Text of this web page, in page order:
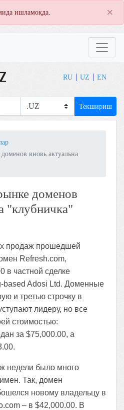
ишламоқда. ×
RU UZ EN
Текшириш
вновь актуальна
доменов
"клубничка"
продаж прошедшей
Refresh.com,
в частной сделке
based Adosi Ltd. Доменные
и третью строчку в
лидеру, но все
стоимостью:
за $75,000.00, а
недели было много
Так, домен
новому владельцу в
– в $42,000.00. В